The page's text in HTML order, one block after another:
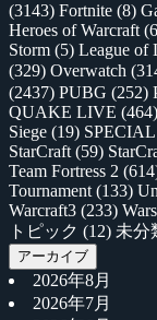
(3143) Fortnite (8)
Heroes of Warcraft
Storm (5) League of
(329) Overwatch
(2437) PUBG (252)
QUAKE LIVE (464)
Siege (19)
StarCraft (59)
Team Fortress 2
Tournament (133)
Warcraft3 (233)
トピック (12) 未分
アーカイブ
2026年8月
2026年7月